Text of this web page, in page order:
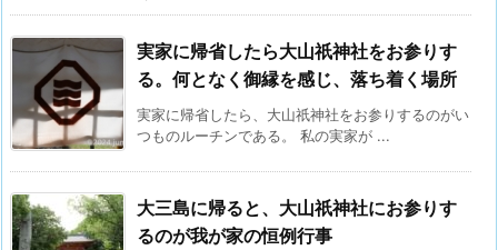
実家に帰省したら大山祇神社をお参りす
る。何となく御縁を感じ、落ち着く場所
実家に帰省したら、大山祇神社をお参りするのがい
つものルーチンである。 私の実家が ...
大三島に帰ると、大山祇神社にお参りす
るのが我が家の恒例行事